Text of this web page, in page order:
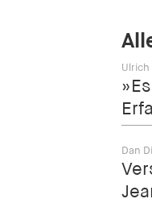
Ulrich
Dan